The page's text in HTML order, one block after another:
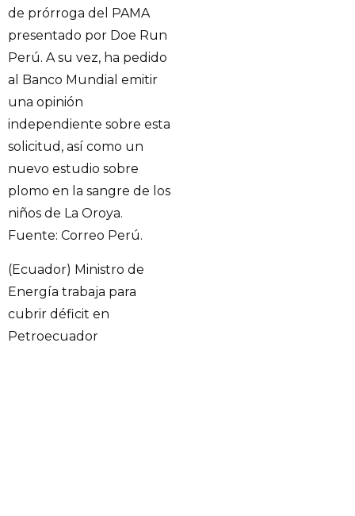
de prórroga del PAMA
presentado por Doe Run
Perú. A su vez, ha pedido
al Banco Mundial emitir
una opinión
independiente sobre esta
solicitud, así como un
nuevo estudio sobre
plomo en la sangre de los
niños de La Oroya.
Fuente: Correo Perú.
(Ecuador) Ministro de
Energía trabaja para
cubrir déficit en
Petroecuador